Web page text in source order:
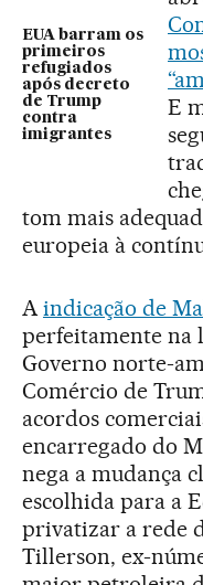
EUA barram os
primeiros
refugiados
após decreto
de Trump
contra
imigrantes
E
tom mais
europeia à
A indicação de
perfeitamente na
Governo norte-
Comércio de
acordos
encarregado do
nega a mudança
escolhida para a
privatizar a rede
Tillerson, ex-